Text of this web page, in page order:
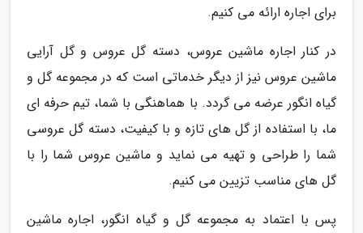
برای اجاره ارائه می کنیم.
در کنار اجاره ماشین عروس، دسته گل عروس و گل آرایی
ماشین عروس نیز از دیگر خدماتی است که در مجموعه گل و
گیاه انگور عرضه می گردد. با هماهنگی با شما، تیم حرفه ای
ما، با استفاده از گل های تازه و با کیفیت، دسته گل عروسی
شما را طراحی و تهیه می نماید و ماشین عروس شما را با
گل های مناسب تزیین می کنیم.
پس با اعتماد به مجموعه گل و گیاه انگور، اجاره ماشین